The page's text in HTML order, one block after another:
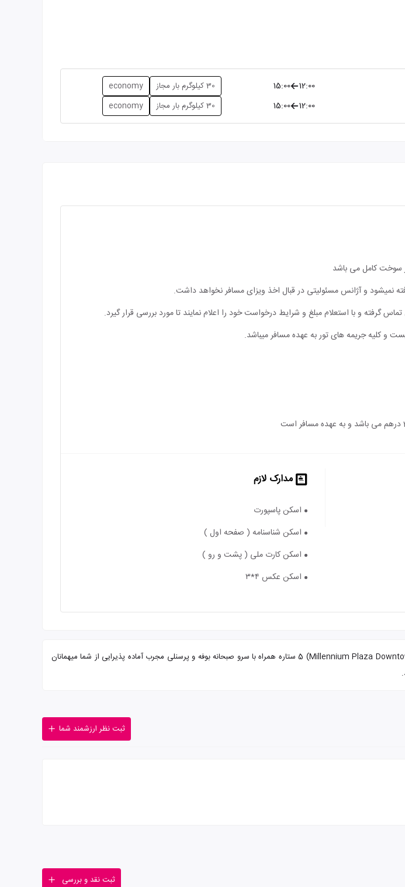
12:00
15:00 30 کیلوگرم بار مجاز economy
12:00
15:00 30 کیلوگرم بار مجاز economy
سوخت کامل می باشد
نمیشود و آژانس مسئولیتی در قبال اخذ ویزای مسافر نخواهد داشت.
گرفته و با استعلام مبلغ و شرایط درخواست خود را اعلام نمایند تا مورد بررسی قرار گیرد.
و کلیه جریمه های تور به عهده مسافر میباشد.
مدارک لازم
اسکن پاسپورت
اسکن شناسنامه ( صفحه اول )
اسکن کارت ملی ( پشت و رو )
اسکن عکس ۴*۳
تور دبی از مشهد هتل میلینیوم پلازا داون تاون با تضمین بهترین قیمت. هتل میلینیوم پلازا داون تاون (Millennium Plaza Downtown) 5 ستاره همراه با سرو صبحانه بوفه و پرسنلی مجرب آماده پذیرایی از شما میهمانان
ثبت نظر ارزشمند شما
ثبت نقد و بررسی